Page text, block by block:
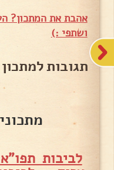
אהבת את המתכון?
ושתפי :)
תגובות
לביבות